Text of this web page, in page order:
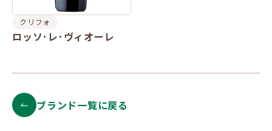
クリフォ
ロッソ･レ･ヴィオーレ
ブランド一覧に戻る